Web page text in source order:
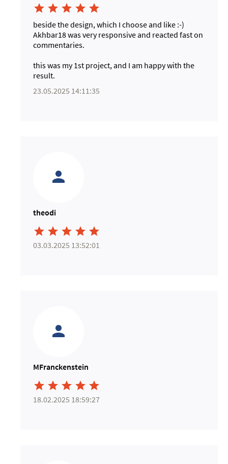
    
beside the design, which I choose and like :-)
Akhbar18 was very responsive and reacted fast on
commentaries.
this was my 1st project, and I am happy with the
result.
23.05.2025 14:11:35
theodi
    
03.03.2025 13:52:01
MFranckenstein
    
18.02.2025 18:59:27